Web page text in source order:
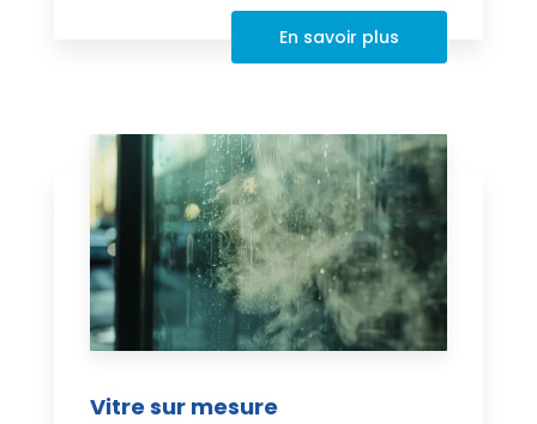
En savoir plus
Vitre sur mesure